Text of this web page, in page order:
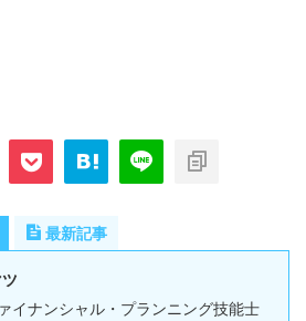
最新記事
イナンシャル・プランニング技能士